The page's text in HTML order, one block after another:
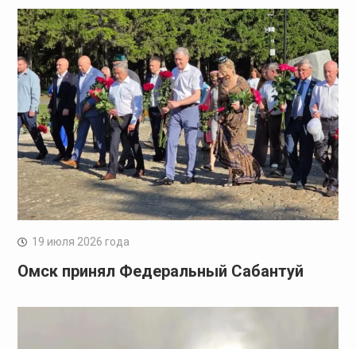
19 июля 2026 года
Омск принял Федеральный Сабантуй